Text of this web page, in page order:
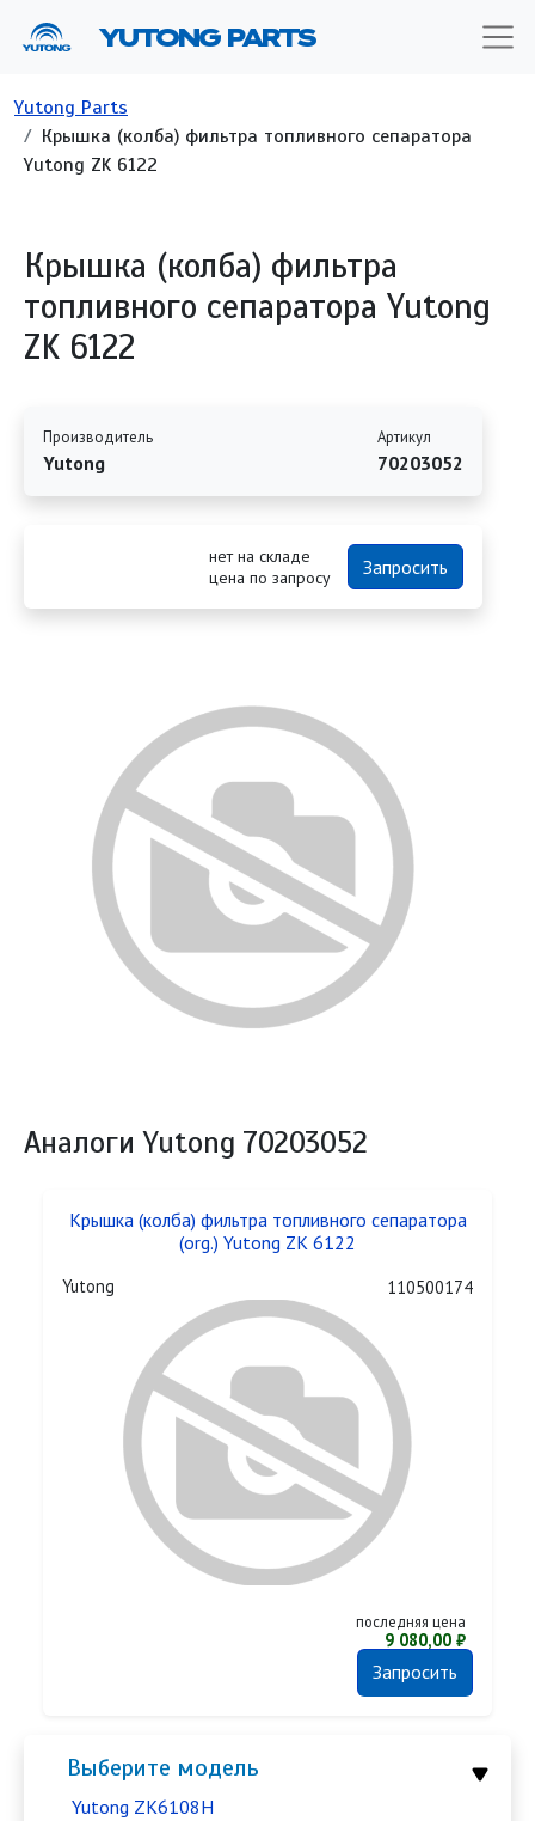
YUTONG PARTS
Строка навигации
Yutong Parts
Крышка (колба) фильтра топливного сепаратора
Yutong ZK 6122
Выберите модель
Yutong ZK6108H
Крышка (колба) фильтра
топливного сепаратора Yutong
ZK 6122
Производитель
Yutong
Артикул
70203052
нет на складе
цена по запросу
Запросить
Аналоги Yutong 70203052
Крышка (колба) фильтра топливного сепаратора
(org.) Yutong ZK 6122
Yutong 110500174
последняя цена
9 080,00 ₽
Запросить